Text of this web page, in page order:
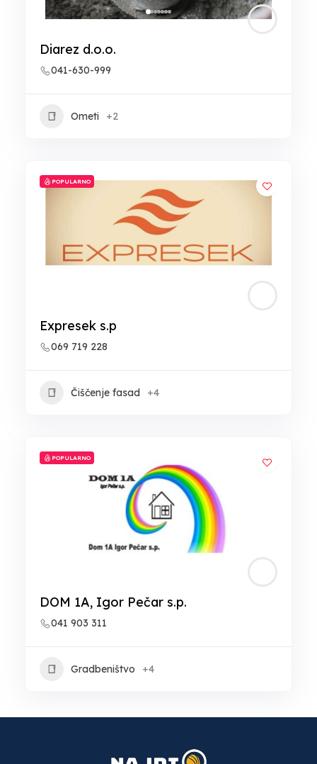
Diarez d.o.o.
041-630-999
Ometi +2
POPULARNO
Expresek s.p
069 719 228
Čiščenje fasad +4
POPULARNO
DOM 1A, Igor Pečar s.p.
041 903 311
Gradbeništvo +4